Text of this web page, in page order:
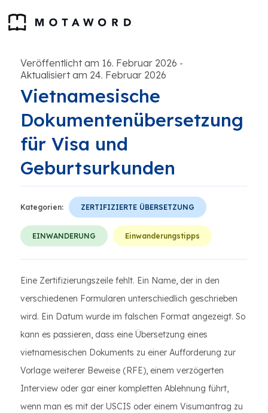
Veröffentlicht am 16. Februar 2026 -
Aktualisiert am 24. Februar 2026
Vietnamesische
Dokumentenübersetzung
für Visa und
Geburtsurkunden
Kategorien: ZERTIFIZIERTE ÜBERSETZUNG
EINWANDERUNG Einwanderungstipps
Eine Zertifizierungszeile fehlt. Ein Name, der in den
verschiedenen Formularen unterschiedlich geschrieben
wird. Ein Datum wurde im falschen Format angezeigt. So
kann es passieren, dass eine Übersetzung eines
vietnamesischen Dokuments zu einer Aufforderung zur
Vorlage weiterer Beweise (RFE), einem verzögerten
Interview oder gar einer kompletten Ablehnung führt,
wenn man es mit der USCIS oder einem Visumantrag zu